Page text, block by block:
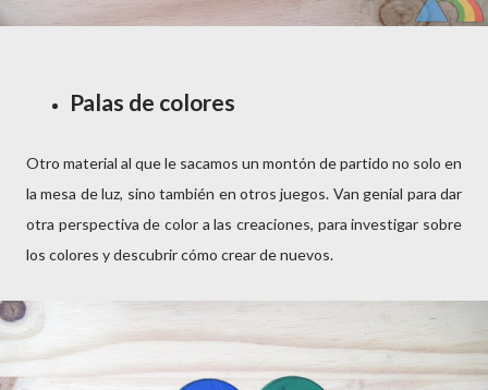
Palas de colores
Otro material al que le sacamos un montón de partido no solo en
la mesa de luz, sino también en otros juegos. Van genial para dar
otra perspectiva de color a las creaciones, para investigar sobre
los colores y descubrir cómo crear de nuevos.